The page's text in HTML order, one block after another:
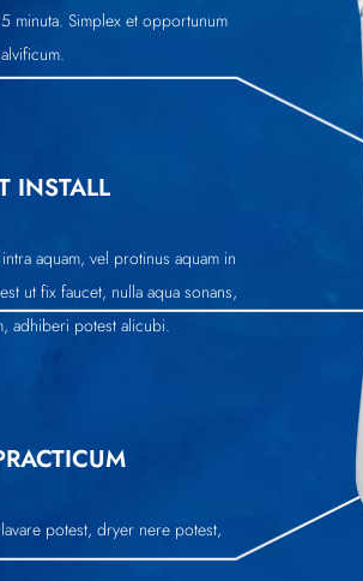
minuta. Simplex et opportunum
INSTALL
aquam, vel protinus aquam in
ut fix faucet, nulla aqua sonans,
adhiberi potest alicubi.
potest, dryer nere potest,